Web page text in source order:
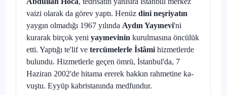
vaizi olarak da gö­rev yaptı. Henüz dini neşriyatın
yaygın olmadığı 1967 yılında Aydın Ya­yınevi'ni
kurarak birçok yeni yayınevinin kurulmasına öncülük
etti. Yap­tığı te'lif ve tercümelerle İslâmi hizmetlerde
bulundu. Hizmetlerle geçen ömrü, İstanbul'da, 7
Haziran 2002'de hitama ererek hakkın rahmetine ka­
vuştu. Eyyüp kabristanında medfundur.